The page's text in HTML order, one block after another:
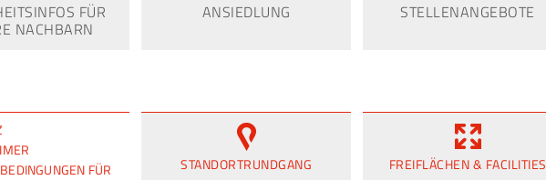
FÜR
NACHBARN
ANSIEDLUNG STELLENANGEBOTE
FÜR
STANDORTRUNDGANG FREIFLÄCHEN & FACILITIES